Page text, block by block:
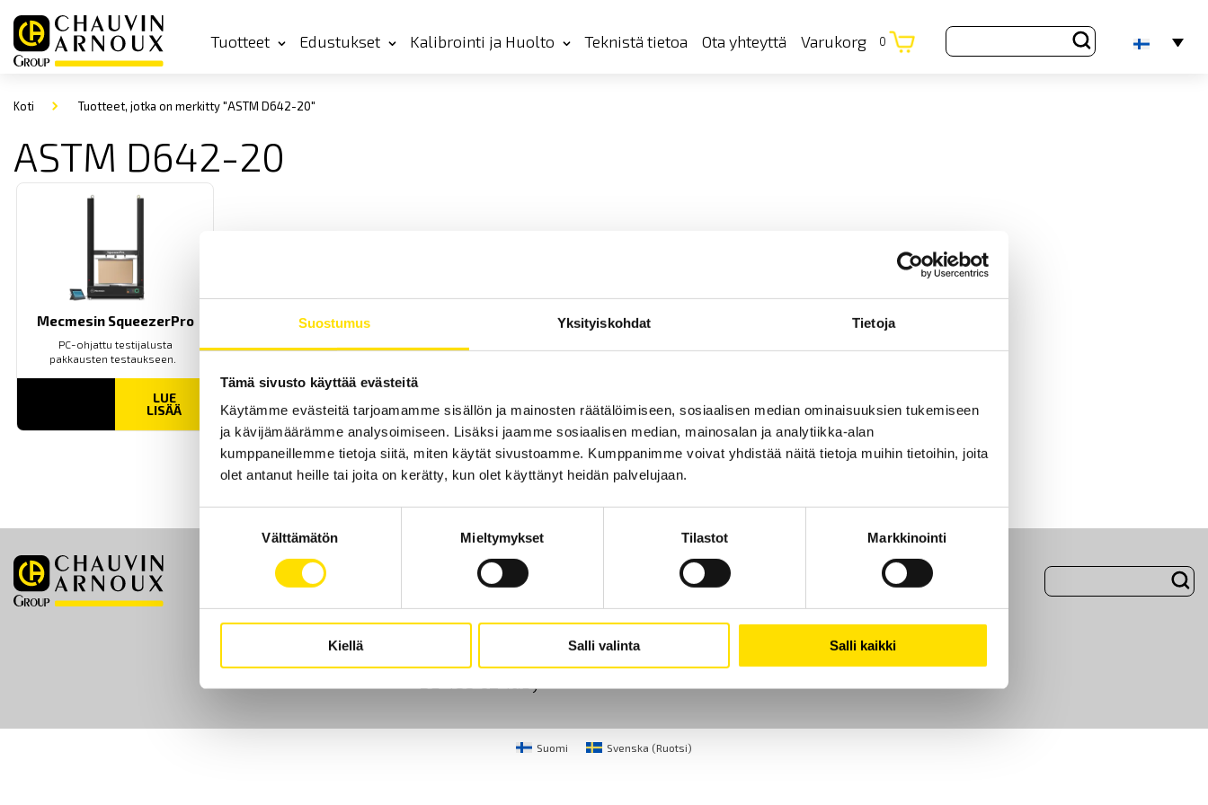
Suostumus Yksityiskohdat Tietoja
Tämä sivusto käyttää evästeitä
Käytämme evästeitä tarjoamamme sisällön ja mainosten räätälöimiseen, sosiaalisen median ominaisuuksien tukemiseen
ja kävijämäärämme analysoimiseen. Lisäksi jaamme sosiaalisen median, mainosalan ja analytiikka-alan
kumppaneillemme tietoja siitä, miten käytät sivustoamme. Kumppanimme voivat yhdistää näitä tietoja muihin tietoihin, joita
olet antanut heille tai joita on kerätty, kun olet käyttänyt heidän palvelujaan.
Välttämätön Mieltymykset Tilastot Markkinointi
Kiellä Salli valinta Salli kaikki
Tuotteet Edustukset Kalibrointi ja Huolto Teknistä tietoa Ota yhteyttä Varukorg 0
Koti Tuotteet, jotka on merkitty "ASTM D642-20"
ASTM D642-20
Mecmesin SqueezerPro
PC-ohjattu testijalusta
pakkausten testaukseen.
LUE
LISÄÄ
Etusivu Ota yhteyttä Tietoa meistä Evästeet
CA Mätsystem AB
+46 8 50 52 68 00
info@chauvin-arnoux.fi
Suomi Svenska (Ruotsi)